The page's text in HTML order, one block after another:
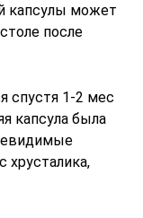
капсулы может
после
спустя 1-2 мес
капсула была
хрусталика,